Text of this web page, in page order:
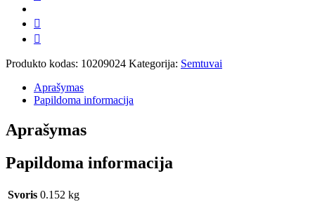
Produkto kodas: 10209024 Kategorija: Semtuvai
Aprašymas
Papildoma informacija
Aprašymas
Papildoma informacija
Svoris 0.152 kg